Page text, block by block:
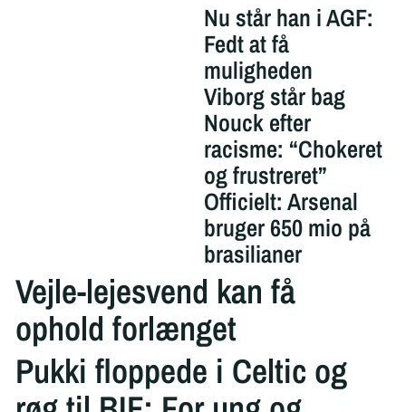
Nu står han i AGF:
Fedt at få
muligheden
Viborg står bag
Nouck efter
racisme: “Chokeret
og frustreret”
Officielt: Arsenal
bruger 650 mio på
brasilianer
Vejle-lejesvend kan få
ophold forlænget
Pukki floppede i Celtic og